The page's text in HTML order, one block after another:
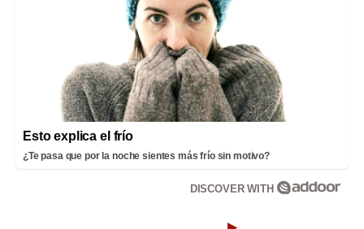
Esto explica el frío
¿Te pasa que por la noche sientes más frío sin motivo?
DISCOVER WITH